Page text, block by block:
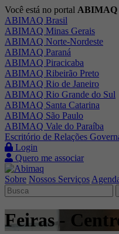
Você está no portal ABIMAQ
ABIMAQ Brasil
ABIMAQ Minas Gerais
ABIMAQ Norte-Nordeste
ABIMAQ Paraná
ABIMAQ Piracicaba
ABIMAQ Ribeirão Preto
ABIMAQ Rio de Janeiro
ABIMAQ Rio Grande do Sul
ABIMAQ Santa Catarina
ABIMAQ São Paulo
ABIMAQ Vale do Paraíba
Escritório de Relações
Login
Quero me associar
Sobre Nossos Serviços
Feiras -